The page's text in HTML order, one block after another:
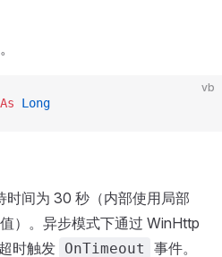
vb
As Long
时间为 30 秒（内部使用局部
）。异步模式下通过 WinHttp
时触发 OnTimeout 事件。